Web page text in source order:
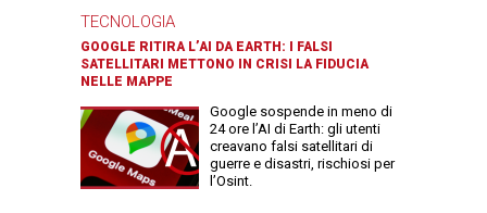
TECNOLOGIA
GOOGLE RITIRA L’AI DA EARTH: I FALSI
SATELLITARI METTONO IN CRISI LA FIDUCIA
NELLE MAPPE
Google sospende in meno di
24 ore l’AI di Earth: gli utenti
creavano falsi satellitari di
guerre e disastri, rischiosi per
l’Osint.